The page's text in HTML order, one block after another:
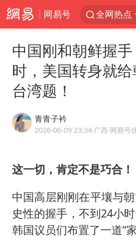
网易号 全网热点
中国刚和朝鲜握
时，美国转身就
台湾题！
青青子衿
2026-06-09 23:34·广西
这一切，肯定不是巧合！
中国高层刚刚在平壤与
史性的握手，不到24小
韩国议员们布置了一道“家